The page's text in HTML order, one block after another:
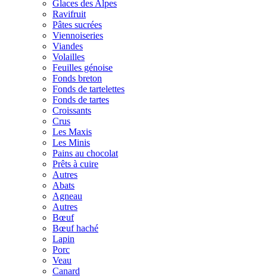
Glaces des Alpes
Ravifruit
Pâtes sucrées
Viennoiseries
Viandes
Volailles
Feuilles génoise
Fonds breton
Fonds de tartelettes
Fonds de tartes
Croissants
Crus
Les Maxis
Les Minis
Pains au chocolat
Prêts à cuire
Autres
Abats
Agneau
Autres
Bœuf
Bœuf haché
Lapin
Porc
Veau
Canard